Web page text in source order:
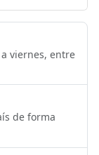
viernes, entre
de forma